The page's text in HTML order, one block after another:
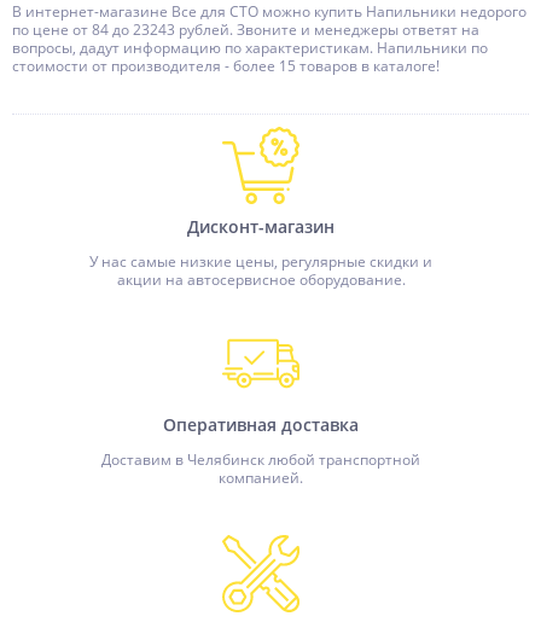
В интернет-магазине Все для СТО можно купить Напильники недорого
по цене от 84 до 23243 рублей. Звоните и менеджеры ответят на
вопросы, дадут информацию по характеристикам. Напильники по
стоимости от производителя - более 15 товаров в каталоге!
Дисконт-магазин
У нас самые низкие цены, регулярные скидки и
акции на автосервисное оборудование.
Оперативная доставка
Доставим в Челябинск любой транспортной
компанией.